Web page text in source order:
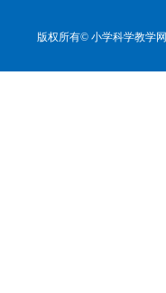
版权所有© 小学科学教学网